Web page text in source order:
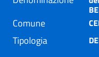
Comune
Tipologia